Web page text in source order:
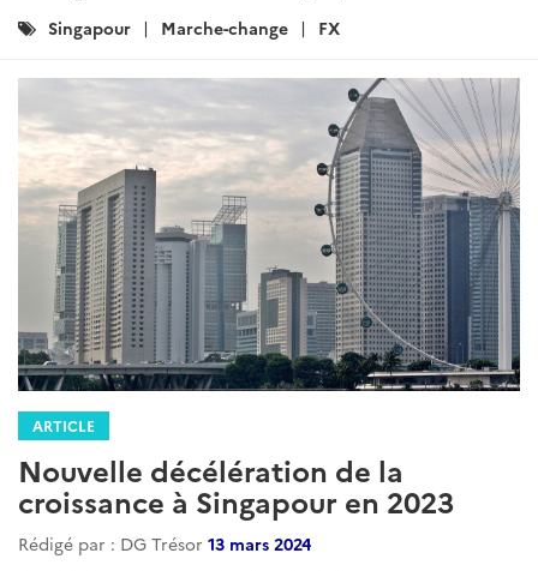
Catégories
Singapour Marche-change FX
ARTICLE
Nouvelle décélération de la
croissance à Singapour en 2023
Rédigé par : DG Trésor 13 mars 2024